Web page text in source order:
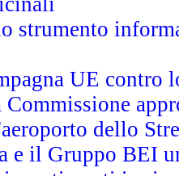
strumento
UE contro
dello
e il Gruppo BEI